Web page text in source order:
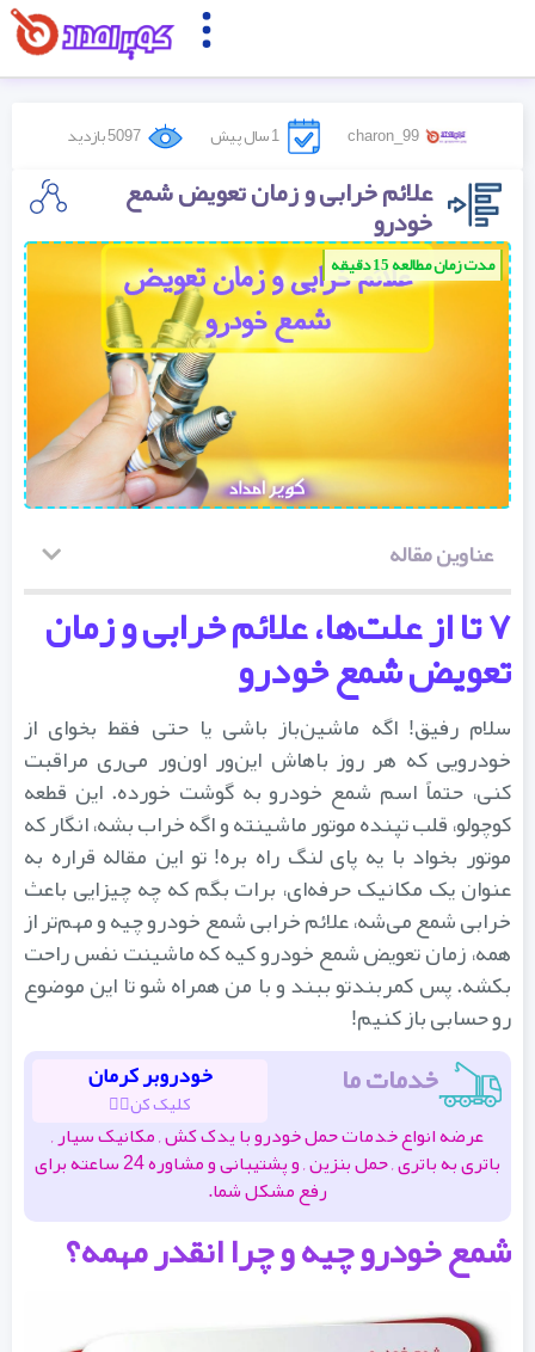
charon_99 1 سال پیش 5097 بازدید
علائم خرابی و زمان تعویض شمع
خودرو
مدت زمان مطالعه 15 دقیقه
عناوین مقاله
۷ تا از علت‌ها، علائم خرابی و زمان
تعویض شمع خودرو
سلام رفیق! اگه ماشین‌باز باشی یا حتی فقط بخوای از
خودرویی که هر روز باهاش این‌ور اون‌ور می‌ری مراقبت
کنی، حتماً اسم شمع خودرو به گوشت خورده. این قطعه
کوچولو، قلب تپنده موتور ماشینته و اگه خراب بشه، انگار که
موتور بخواد با یه پای لنگ راه بره! تو این مقاله قراره به
عنوان یک مکانیک حرفه‌ای، برات بگم که چه چیزایی باعث
خرابی شمع می‌شه، علائم خرابی شمع خودرو چیه و مهم‌تر از
همه، زمان تعویض شمع خودرو کیه که ماشینت نفس راحت
بکشه. پس کمربندتو ببند و با من همراه شو تا این موضوع
رو حسابی باز کنیم!
خودروبر کرمان
کلیک کن👆🏽 خدمات ما
عرضه انواع خدمات حمل خودرو با یدک کش , مکانیک سیار ,
باتری به باتری , حمل بنزین , و پشتیبانی و مشاوره 24 ساعته برای
رفع مشکل شما.
شمع خودرو چیه و چرا انقدر مهمه؟